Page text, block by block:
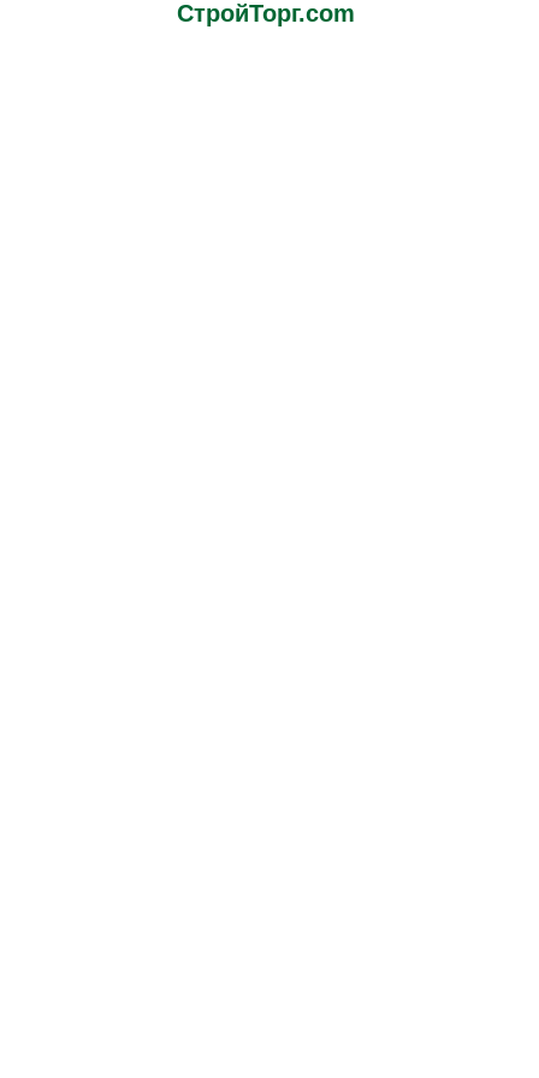
СтройТорг.com